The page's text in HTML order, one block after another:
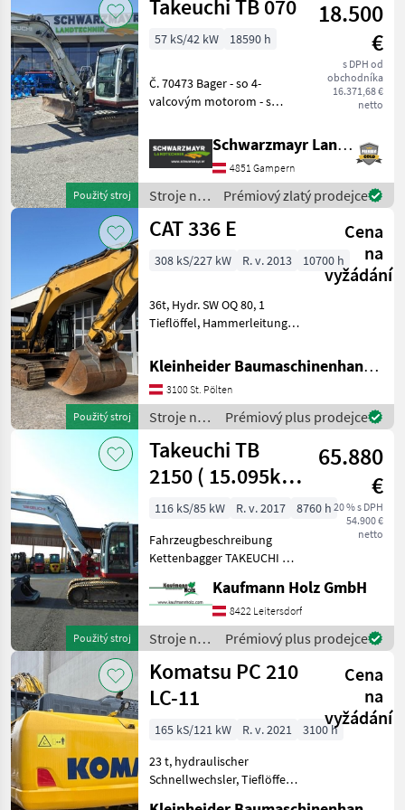
Sonstige
Použitý stroj
Takeuchi TB 070
18.500
€
s DPH od
obchodníka
16.371,68 €
netto
57 kS/42 kW 18590 h
Č. 70473 Bager - so 4-
valcovým motorom - s
to. - s vyrovnávacou
lopatou 135 cm - s hlbokou
lopatou 30 cm - s hlbokou
lopatou 60 cm - s lopa
Schwarzmayr Landtechnik GmbH - Gampern
4851 Gampern
Stroje na
stavbu /
Takeuchi
Prémiový zlatý prodejce
Použitý stroj
CAT 336 E
Cena
na
vyžádání
308 kS/227 kW R. v. 2013 10700 h
36t, Hydr. SW OQ 80, 1
Tieflöffel, Hammerleitung,
Böschungslöffel Stroje na
stavbu Pásový báger
Kleinheider Baumaschinenhandel GmbH.
3100 St. Pölten
Stroje na
stavbu /
CAT
Prémiový plus prodejce
Použitý stroj
Takeuchi TB
2150 ( 15.095kg )
mit Schwenkarm
65.880
€
20 % s DPH
54.900 €
netto
116 kS/85 kW R. v. 2017
8760 h
Fahrzeugbeschreibung
Kettenbagger TAKEUCHI TB
8.760 Stunden 85 KW 15.075
Tieflöffel - Bösch
Kaufmann Holz GmbH
8422 Leitersdorf
Stroje na
stavbu /
Takeuchi
Prémiový plus prodejce
Komatsu PC 210
LC-11
Cena
na
vyžádání
165 kS/121 kW R. v. 2021
3100 h
23 t, hydraulischer
Schnellwechsler, Tieflöffel